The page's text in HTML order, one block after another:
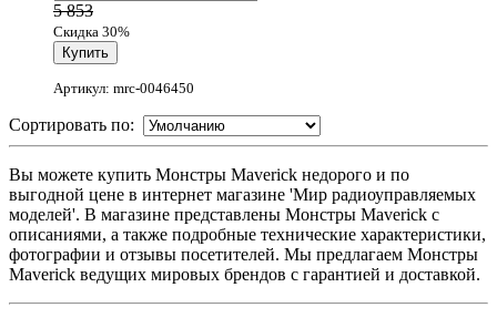
5 853
Скидка 30%
Артикул: mrc-0046450
Сортировать по:
Вы можете купить Монстры Maverick недорого и по
выгодной цене в интернет магазине 'Мир радиоуправляемых
моделей'. В магазине представлены Монстры Maverick с
описаниями, а также подробные технические характеристики,
фотографии и отзывы посетителей. Мы предлагаем Монстры
Maverick ведущих мировых брендов с гарантией и доставкой.